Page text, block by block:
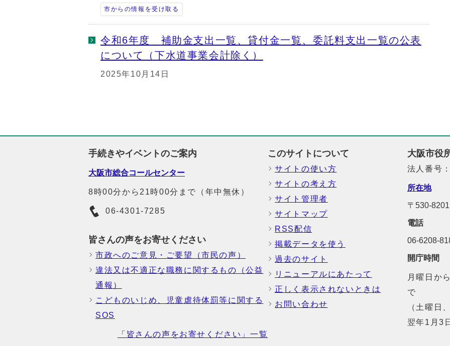
市からの情報を受け取る
令和6年度 補助金支出一覧、貸付金一覧、委託料支出一覧の公表
について（下水道事業会計除く）
2025年10月14日
手続きやイベントのご案内
大阪市総合コールセンター
8時00分から21時00分まで（年中無休）
06-4301-7285
皆さんの声をお寄せください
市政へのご意見・ご要望（市民の声）
違法又は不適正な職務に関するもの（公益
通報）
こどものいじめ、児童虐待体罰等に関する
SOS
「皆さんの声をお寄せください」一覧
このサイトについて
サイトの使い方
サイトの考え方
サイト管理者
サイトマップ
RSS配信
掲載データを使う
過去のサイト
リニューアルにあたって
正しく表示されないときは
お問い合わせ
大阪市役
法人番号
所在地
〒530-
電話
06-6208-
開庁時間
月曜日か
で
（土曜日
翌年1月3